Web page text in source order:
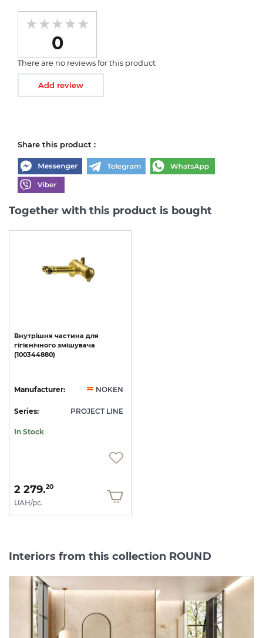
0
There are no reviews for this product
Add review
Share this product :
Together with this product is bought
Внутрішня частина для
гігієнічного змішувача
(100344880)
Manufacturer: NOKEN
Series: PROJECT LINE
In Stock
2 279.20
UAH/pc.
Interiors from this collection ROUND